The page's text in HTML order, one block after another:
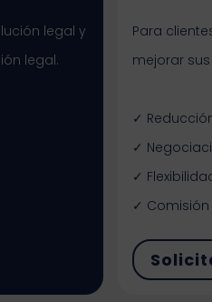
legal y
legal.
Para
mejorar
✓
✓
✓
✓